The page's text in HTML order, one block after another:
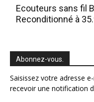
Ecouteurs sans fil
Reconditionné à
Abonnez-vous.
Saisissez votre adresse
recevoir une notification